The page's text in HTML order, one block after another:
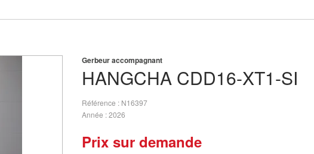
HANGCHA CDD16-XT1-SI
Gerbeur accompagnant
Référence
N16397
Année 2026
Prix sur demande